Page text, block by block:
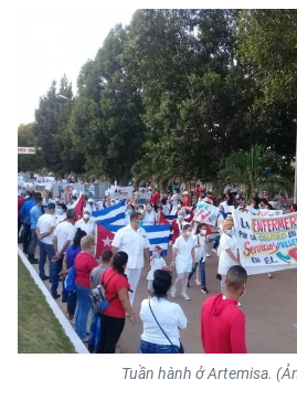
Tuần hành ở Artemisa.